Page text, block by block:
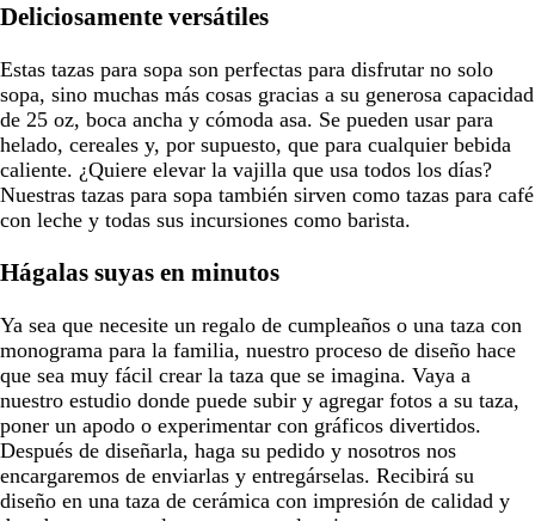
Deliciosamente versátiles
Estas tazas para sopa son perfectas para disfrutar no solo
sopa, sino muchas más cosas gracias a su generosa capacidad
de 25 oz, boca ancha y cómoda asa. Se pueden usar para
helado, cereales y, por supuesto, que para cualquier bebida
caliente. ¿Quiere elevar la vajilla que usa todos los días?
Nuestras tazas para sopa también sirven como tazas para café
con leche y todas sus incursiones como barista.
Hágalas suyas en minutos
Ya sea que necesite un regalo de cumpleaños o una taza con
monograma para la familia, nuestro proceso de diseño hace
que sea muy fácil crear la taza que se imagina. Vaya a
nuestro estudio donde puede subir y agregar fotos a su taza,
poner un apodo o experimentar con gráficos divertidos.
Después de diseñarla, haga su pedido y nosotros nos
encargaremos de enviarlas y entregárselas. Recibirá su
diseño en una taza de cerámica con impresión de calidad y